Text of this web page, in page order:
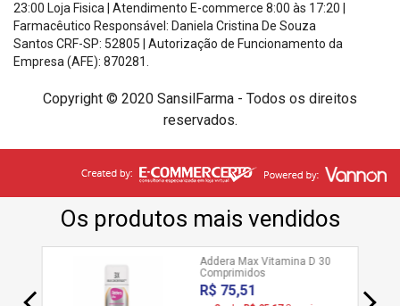
23:00 Loja Fisica | Atendimento E-commerce 8:00 às 17:20
Farmacêutico Responsável: Daniela Cristina De Souza
Santos CRF-SP: 52805 |
Autorização de Funcionamento da
Empresa (AFE): 870281.
Copyright © 2020 SansilFarma - Todos os direitos
reservados.